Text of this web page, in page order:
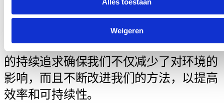
Weigeren
并在流程的每个阶段不断提高效率，减少
浪费。我们只使用必要的资源，尽量减少
耗用物料，并尽量重复利用。这种对循环
的持续追求确保我们不仅减少了对环境的
影响，而且不断改进我们的方法，以提高
效率和可持续性。